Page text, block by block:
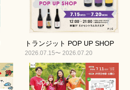
トランジット POP UP SHOP
2026.07.15〜 2026.07.20